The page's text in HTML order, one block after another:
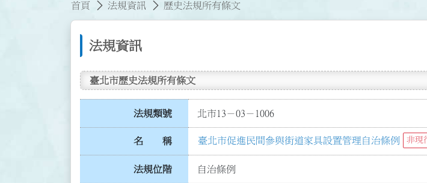
首頁 法規資訊 歷史法規所有條文
法規資訊
臺北市歷史法規所有條文
法規類號 北市13－03－1006
名 稱 臺北市促進民間參與街道家具設置管理自治條例 非現
法規位階 自治條例